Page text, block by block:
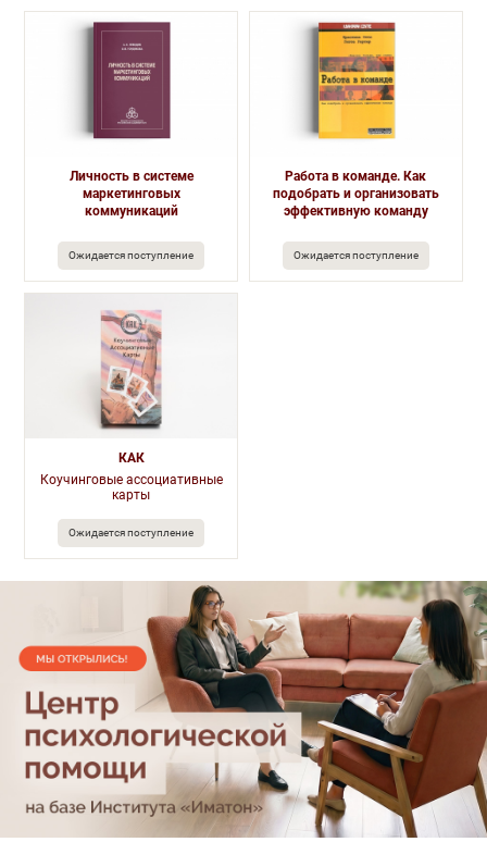
Личность в системе
маркетинговых
коммуникаций
Ожидается поступление
Работа в команде. Как
подобрать и организовать
эффективную команду
Ожидается поступление
КАК
Коучинговые ассоциативные
карты
Ожидается поступление